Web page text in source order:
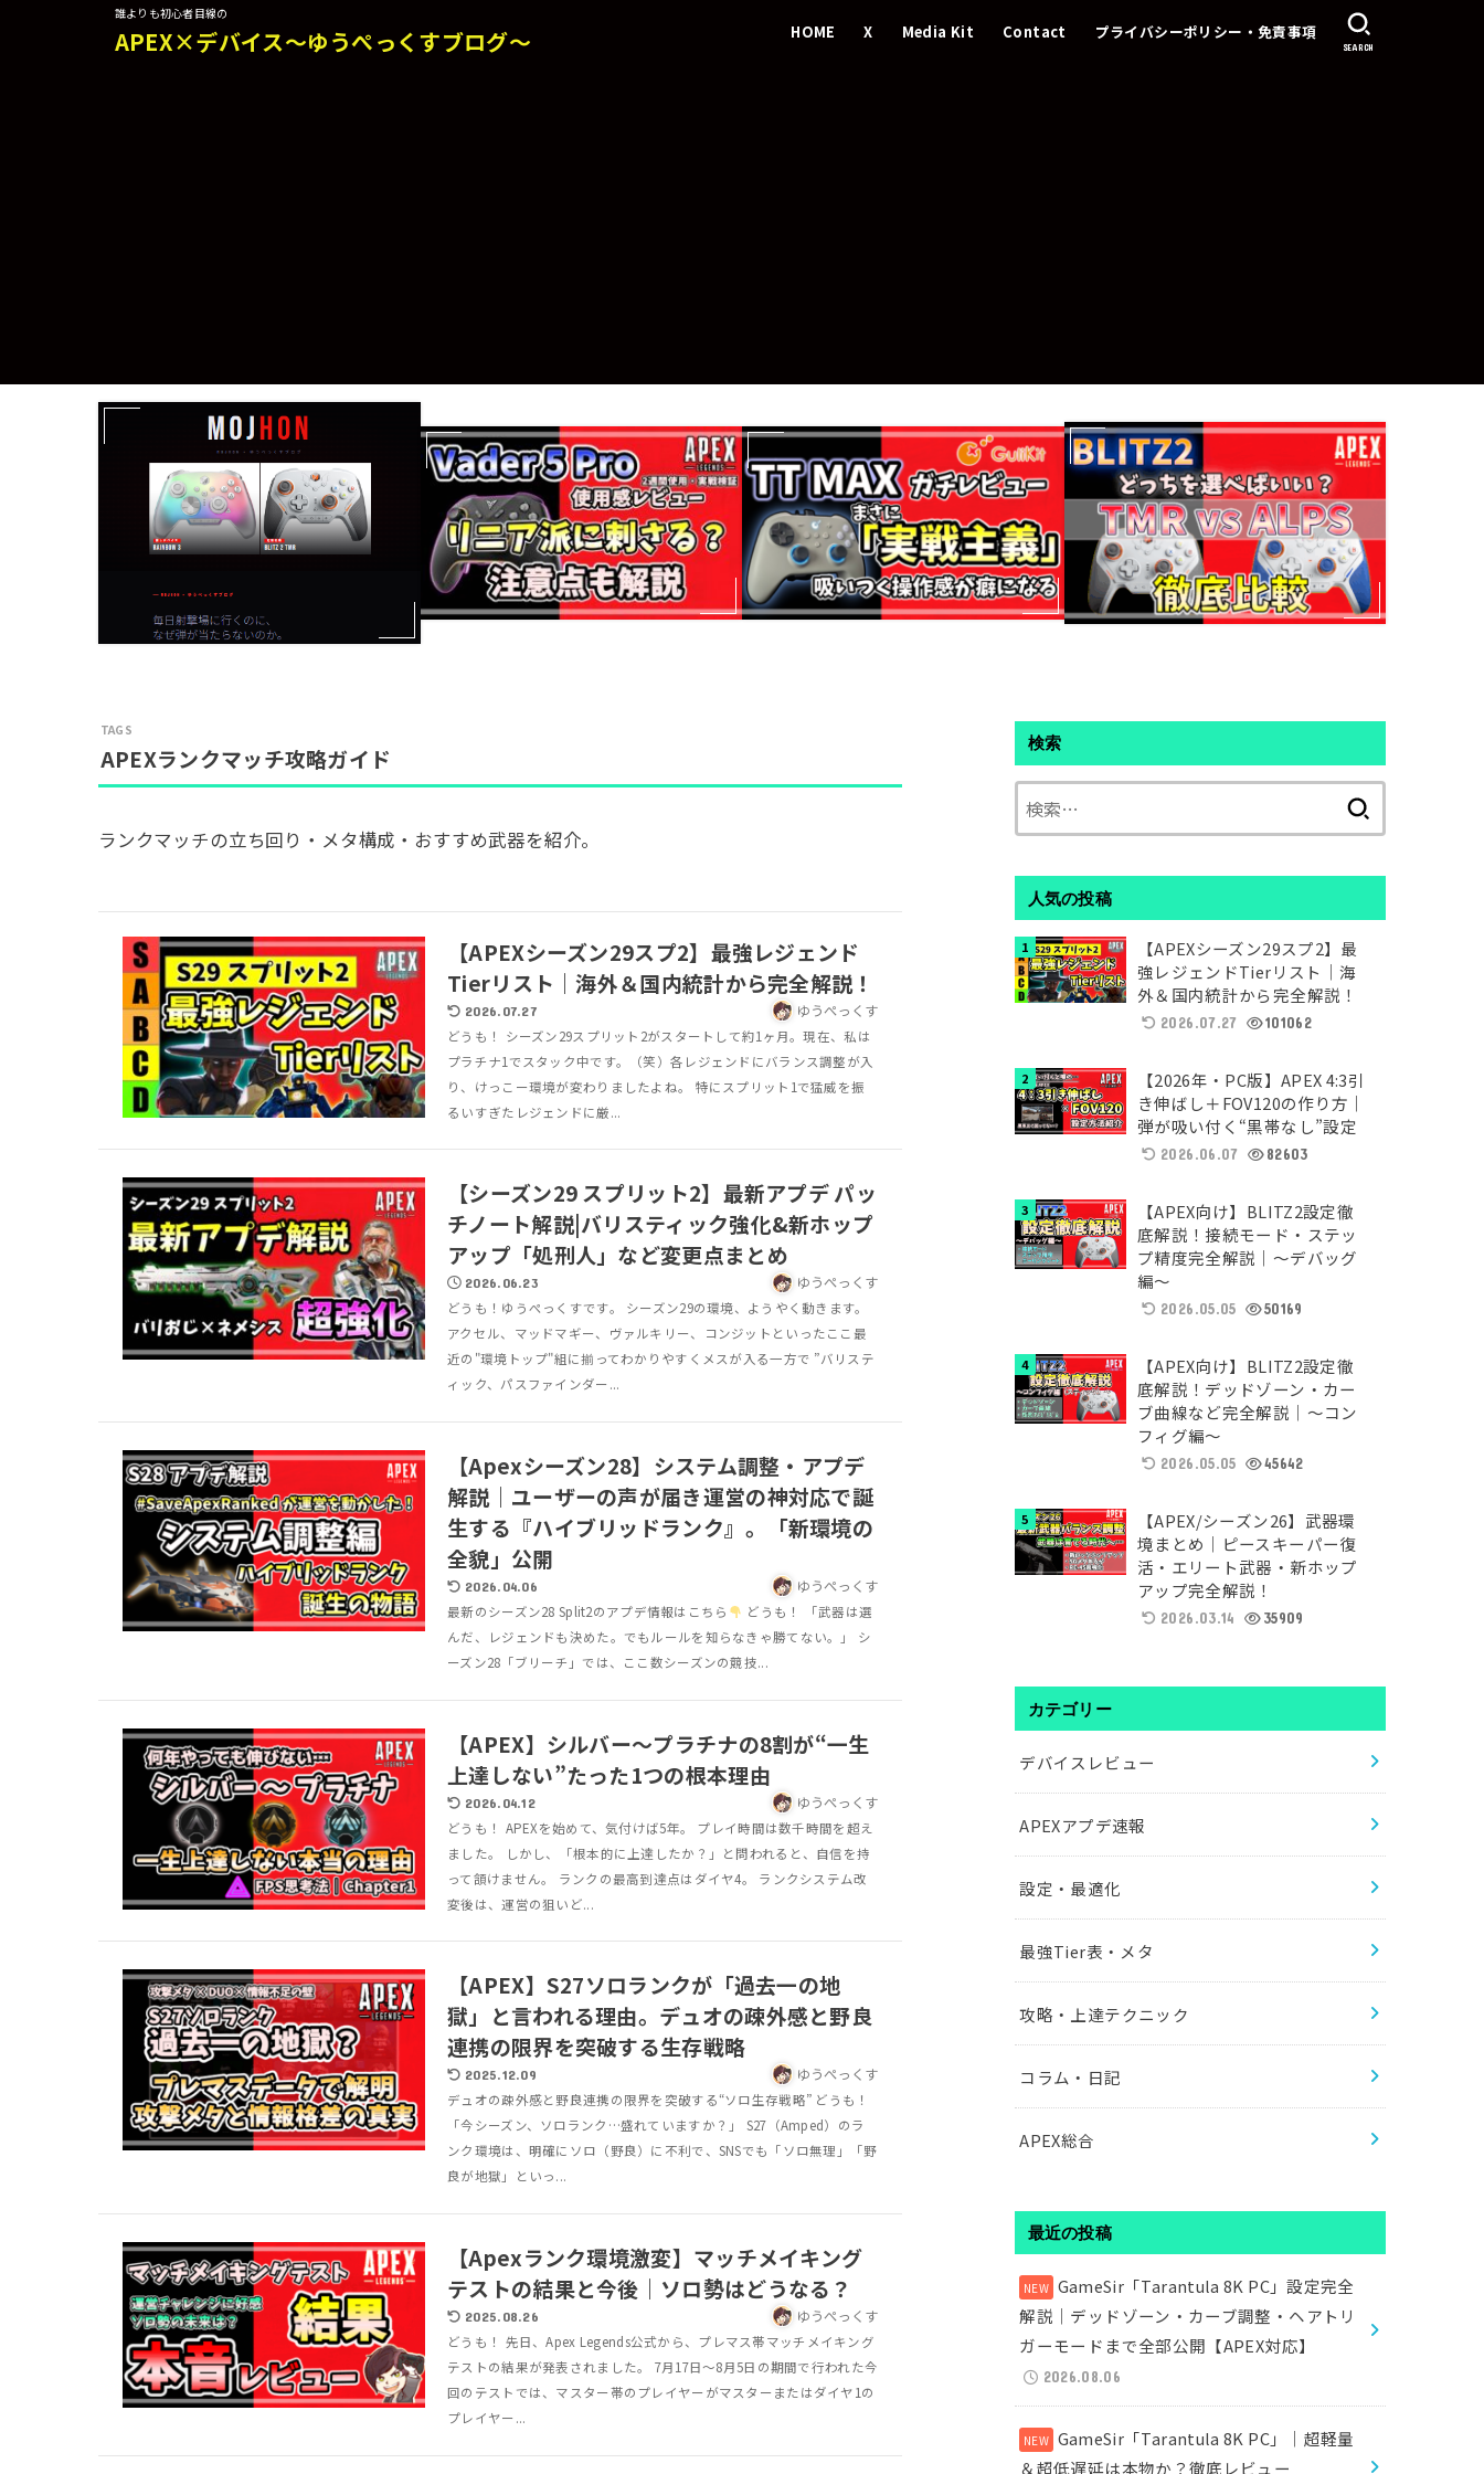
誰よりも初心者目線の
APEX×デバイス～ゆうぺっくすブログ～ HOME X Media Kit Contact プライバシーポリシー・免責事項
SEARCH
APEXランクマッチ攻略ガイド
ランクマッチの立ち回り・メタ構成・おすすめ武器を紹介。
【APEXシーズン29スプ2】最強レジェンド
Tierリスト｜海外＆国内統計から完全解説！
2026.07.27 ゆうぺっくす
どうも！ シーズン29スプリット2がスタートして約1ヶ月。現在、私は
プラチナ1でスタック中です。（笑）各レジェンドにバランス調整が入
り、けっこー環境が変わりましたよね。 特にスプリット1で猛威を振
るいすぎたレジェンドに厳...
【シーズン29 スプリット2】最新アプデ パッ
チノート解説|バリスティック強化&新ホップ
アップ「処刑人」など変更点まとめ
2026.06.23 ゆうぺっくす
どうも！ゆうぺっくすです。 シーズン29の環境、ようやく動きます。
アクセル、マッドマギー、ヴァルキリー、コンジットといったここ最
近の"環境トップ"組に揃ってわかりやすくメスが入る一方で ”バリステ
ィック、パスファインダー...
【Apexシーズン28】システム調整・アプデ
解説｜ユーザーの声が届き運営の神対応で誕
生する『ハイブリッドランク』。「新環境の
全貌」公開
2026.04.06 ゆうぺっくす
最新のシーズン28 Split2のアプデ情報はこちら
どうも！ 「武器は選
んだ、レジェンドも決めた。でもルールを知らなきゃ勝てない。」 シ
ーズン28「ブリーチ」では、ここ数シーズンの競技...
【APEX】シルバー〜プラチナの8割が“一生
上達しない”たった1つの根本理由
2026.04.12 ゆうぺっくす
どうも！ APEXを始めて、気付けば5年。 プレイ時間は数千時間を超え
ました。 しかし、「根本的に上達したか？」と問われると、自信を持
って頷けません。 ランクの最高到達点はダイヤ4。 ランクシステム改
変後は、運営の狙いど...
【APEX】S27ソロランクが「過去一の地
獄」と言われる理由。デュオの疎外感と野良
連携の限界を突破する生存戦略
2025.12.09 ゆうぺっくす
デュオの疎外感と野良連携の限界を突破する“ソロ生存戦略” どうも！
「今シーズン、ソロランク…盛れていますか？」 S27（Amped）のラ
ンク環境は、明確にソロ（野良）に不利で、SNSでも「ソロ無理」「野
良が地獄」といっ...
【Apexランク環境激変】マッチメイキング
テストの結果と今後｜ソロ勢はどうなる？
2025.08.26 ゆうぺっくす
どうも！ 先日、Apex Legends公式から、プレマス帯マッチメイキング
テストの結果が発表されました。 7月17日〜8月5日の期間で行われた今
回のテストでは、マスター帯のプレイヤーがマスターまたはダイヤ1の
プレイヤー...
検索
人気の投稿
【APEXシーズン29スプ2】最
強レジェンドTierリスト｜海
外＆国内統計から完全解説！
2026.07.27 101062
【2026年・PC版】APEX 4:3引
き伸ばし＋FOV120の作り方｜
弾が吸い付く“黒帯なし”設定
2026.06.07 82603
【APEX向け】BLITZ2設定徹
底解説！接続モード・ステッ
プ精度完全解説｜～デバッグ
編～
2026.05.05 50169
【APEX向け】BLITZ2設定徹
底解説！デッドゾーン・カー
ブ曲線など完全解説｜～コン
フィグ編～
2026.05.05 45642
【APEX/シーズン26】武器環
境まとめ｜ピースキーパー復
活・エリート武器・新ホップ
アップ完全解説！
2026.03.14 35909
カテゴリー
デバイスレビュー
APEXアプデ速報
設定・最適化
最強Tier表・メタ
攻略・上達テクニック
コラム・日記
APEX総合
最近の投稿
GameSir「Tarantula 8K PC」設定完全
解説｜デッドゾーン・カーブ調整・ヘアトリ
ガーモードまで全部公開【APEX対応】
2026.08.06
GameSir「Tarantula 8K PC」｜超軽量
＆超低遅延は本物か？徹底レビュー